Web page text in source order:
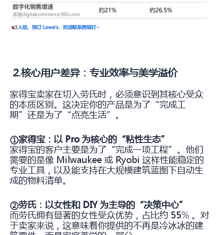
2.核心用户差异：专业效率与美学溢价
家得宝卖家在切入劳氏时，必须意识到其核心受众
的本质区别。这决定你的产品是为了“完成工
期”还是为了“点亮生活”。
①家得宝：以 Pro 为核心的“粘性生态”
家得宝的客户主要是为了“完成一项工程”。他们
需要的是像 Milwaukee 或 Ryobi 这样性能稳定的
专业工具，以及能支持在大规模建筑蓝图下自动生
成的物料清单。
②劳氏：以女性和 DIY 为主导的“决策中心”
而劳氏拥有显著的女性受众优势，占比约 55% 。对
于卖家来说，这意味着你提供的不再是冷冰冰的建